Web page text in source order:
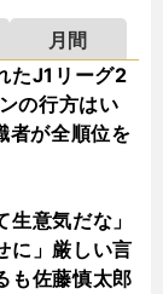
月間
たJ1リーグ2
の行方はい
が全順位を
生意気だな」
に」厳しい言
も佐藤慎太郎